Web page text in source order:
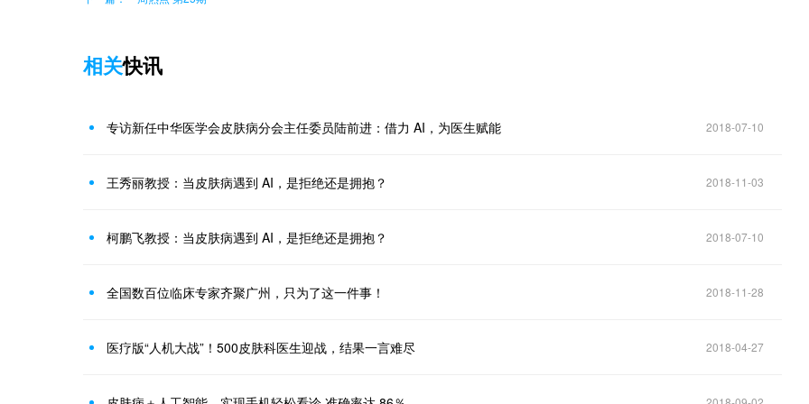
相关快讯
专访新任中华医学会皮肤病分会主任委员陆前进：借力 AI，为医生赋能 2018-07-10
王秀丽教授：当皮肤病遇到 AI，是拒绝还是拥抱？ 2018-11-03
柯鹏飞教授：当皮肤病遇到 AI，是拒绝还是拥抱？ 2018-07-10
全国数百位临床专家齐聚广州，只为了这一件事！ 2018-11-28
医疗版“人机大战”！500皮肤科医生迎战，结果一言难尽 2018-04-27